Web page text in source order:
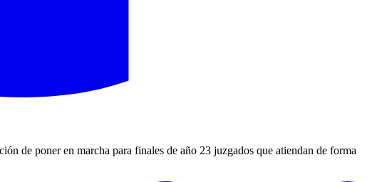
de poner en marcha para finales de año 23 juzgados que atiendan de forma